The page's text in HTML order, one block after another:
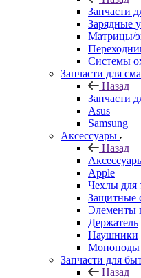
Запчасти
Зарядные
Матрицы/
Системы
Запчасти для
Назад
Запчасти
Asus
Samsung
Аксессуары
Назад
Apple
Чехлы для
Защитные
Элементы
Держатель
Наушники
Моноподы
Запчасти для
Назад